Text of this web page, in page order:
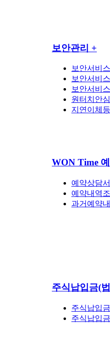
보안관리 +
보안서비
보안서비
보안서비
원터치안
지연이체
WON Time
예약상담
예약내역
과거예약
주식납입금(
주식납입
주식납입